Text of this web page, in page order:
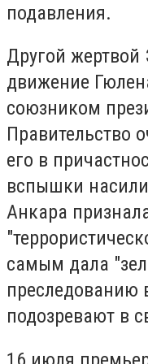
подавления.
Другой жертвой
движение
союзником
Правительство
его в
вспышки
Анкара
самым дала
преследованию
подозревают в